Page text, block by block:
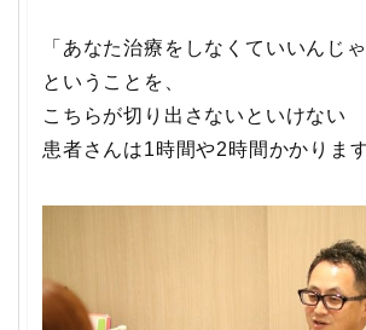
「あなた治療をしなくていいんじ
ということを、
こちらが切り出さないといけない
患者さんは1時間や2時間かかります